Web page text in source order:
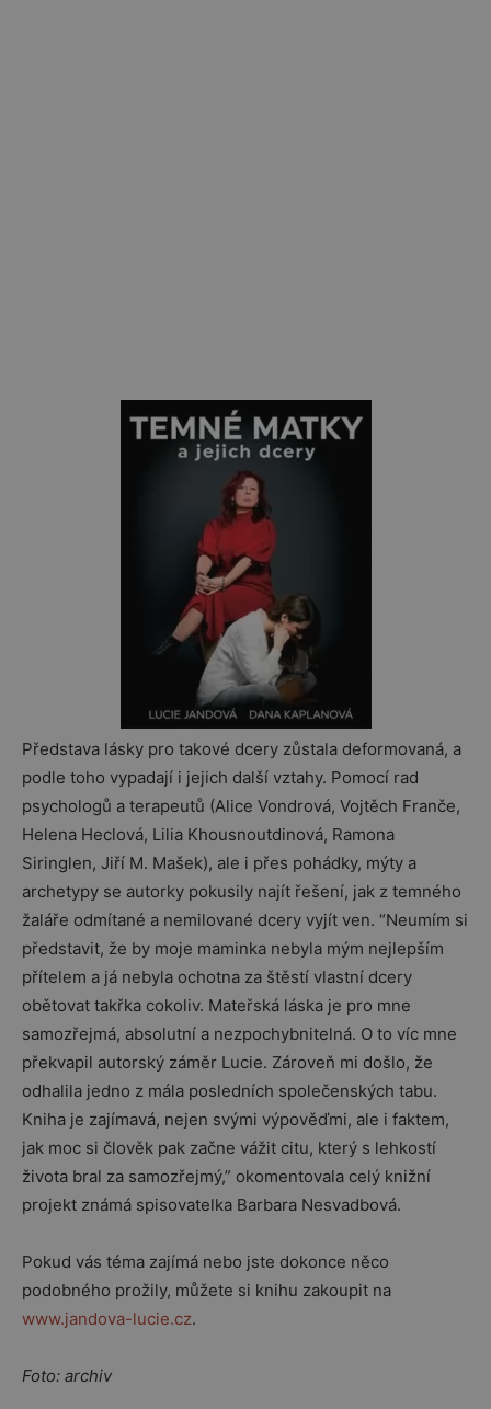
Představa lásky pro takové dcery zůstala deformovaná, a
podle toho vypadají i jejich další vztahy. Pomocí rad
psychologů a terapeutů (Alice Vondrová, Vojtěch Franče,
Helena Heclová, Lilia Khousnoutdinová, Ramona
Siringlen, Jiří M. Mašek), ale i přes pohádky, mýty a
archetypy se autorky pokusily najít řešení, jak z temného
žaláře odmítané a nemilované dcery vyjít ven. “Neumím si
představit, že by moje maminka nebyla mým nejlepším
přítelem a já nebyla ochotna za štěstí vlastní dcery
obětovat takřka cokoliv. Mateřská láska je pro mne
samozřejmá, absolutní a nezpochybnitelná. O to víc mne
překvapil autorský záměr Lucie. Zároveň mi došlo, že
odhalila jedno z mála posledních společenských tabu.
Kniha je zajímavá, nejen svými výpověďmi, ale i faktem,
jak moc si člověk pak začne vážit citu, který s lehkostí
života bral za samozřejmý,” okomentovala celý knižní
projekt známá spisovatelka Barbara Nesvadbová.
Pokud vás téma zajímá nebo jste dokonce něco
podobného prožily, můžete si knihu zakoupit na
www.jandova-lucie.cz.
Foto: archiv